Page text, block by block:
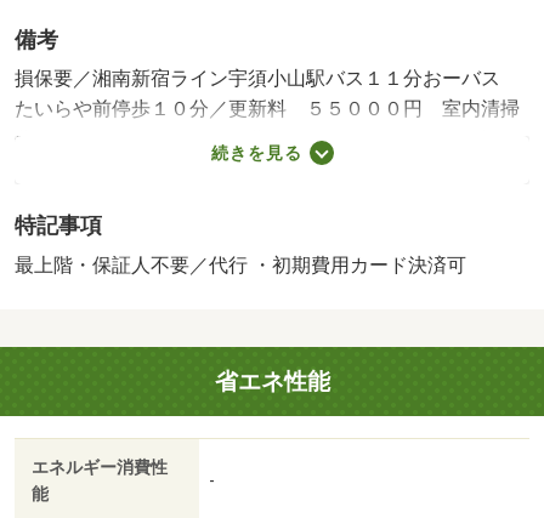
備考
損保要／湘南新宿ライン宇須小山駅バス１１分おーバス
たいらや前停歩１０分／更新料 ５５０００円 室内清掃
費用 ４９５００円 町会費 １５０円（月額）／保証会
社利用必：アイ・シンクレント 機関保証加入必須。初回
０円／月（その他商品あり）／事務所利用不可／インター
ネット無料です（工事後使用可） 駐車場１台付き・ＴＶ
ー／エアコン／フローリング／ＴＶインターホン／浴室乾
燥機／室内洗濯置／システムキッチン／追焚機能浴室／温
水洗浄便座／脱衣所／洗面所独立／駐輪場／ＣＡＴＶ／対
面式キッチン／ＩＨクッキングヒーター／駐車場１台無料
／全居室洋室／ウォークインクロゼット／保証人不要／全
居室フローリング／ネット使用料不要／浴室に窓／複層ガ
続きを見る
特記事項
最上階・保証人不要／代行 ・初期費用カード決済可
省エネ性能
エネルギー消費性
能
-